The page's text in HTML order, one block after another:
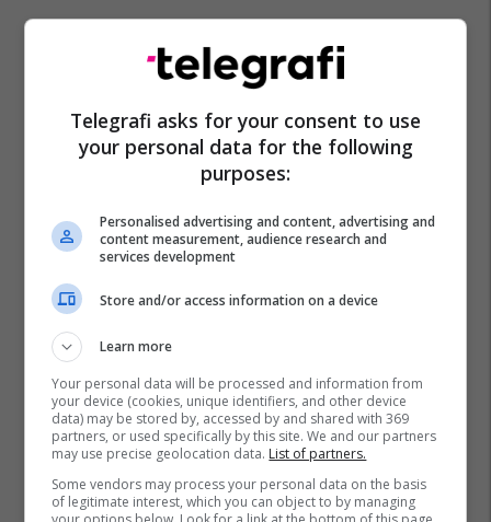
Telegrafi asks for your consent to use
your personal data for the following
purposes:
Personalised advertising and content, advertising and
content measurement, audience research and
services development
Store and/or access information on a device
Learn more
Your personal data will be processed and information from
your device (cookies, unique identifiers, and other device
data) may be stored by, accessed by and shared with 369
partners, or used specifically by this site. We and our partners
may use precise geolocation data. List of partners.
Some vendors may process your personal data on the basis
of legitimate interest, which you can object to by managing